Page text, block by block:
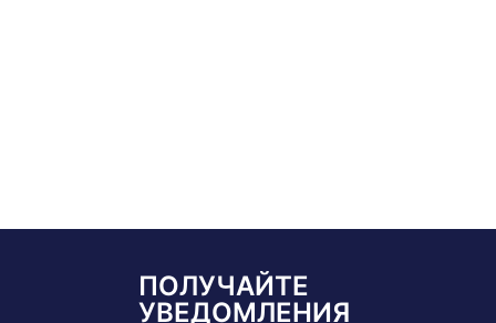
ПОЛУЧАЙТЕ
УВЕДОМЛЕНИЯ